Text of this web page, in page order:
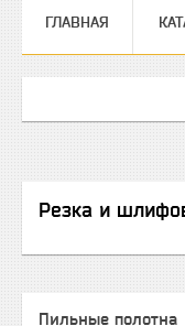
ГЛАВНАЯ
Резка и
Пильные полотна